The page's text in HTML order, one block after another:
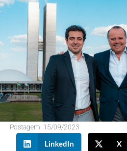
Postagem: 15/09/2023
LinkedIn X